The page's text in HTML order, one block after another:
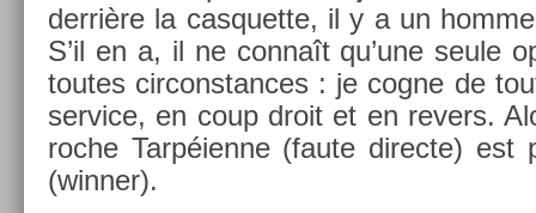
derrière la cas­quet­te, il y a un
S’il en a, il ne connaît qu’une seule
toutes cir­constan­ces : je cogne de
ser­vice, en coup droit et en re­v­ers.
roche Tarpéienne (faute di­rec­te) est
(winn­er).